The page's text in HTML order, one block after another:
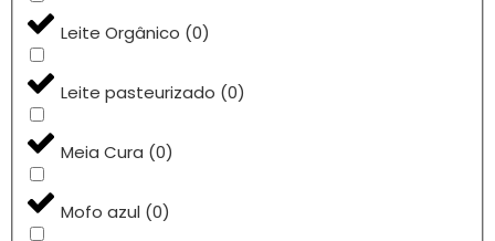
Leite Orgânico (0)
Leite pasteurizado (0)
Meia Cura (0)
Mofo azul (0)